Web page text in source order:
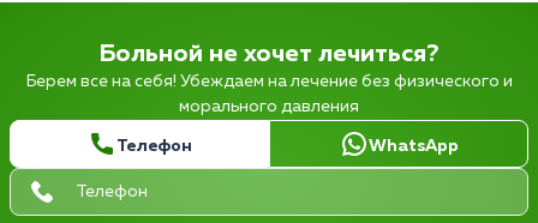
Больной не хочет лечиться?
Берем все на себя! Убеждаем на лечение без физического и
морального давления
Телефон WhatsApp